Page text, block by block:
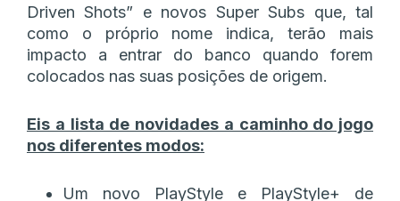
Driven Shots” e novos Super Subs que, tal
como o próprio nome indica, terão mais
impacto a entrar do banco quando forem
colocados nas suas posições de origem.
Eis a lista de novidades a caminho do jogo
nos diferentes modos:
Um novo PlayStyle e PlayStyle+ de